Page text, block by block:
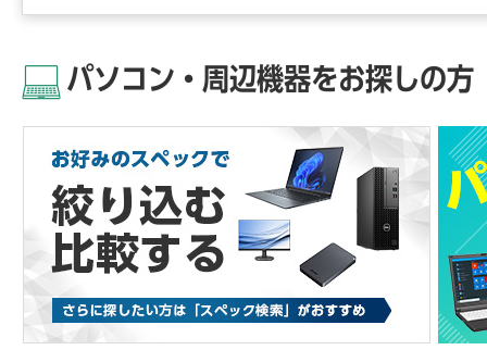
パソコン・周辺機器をお探しの方